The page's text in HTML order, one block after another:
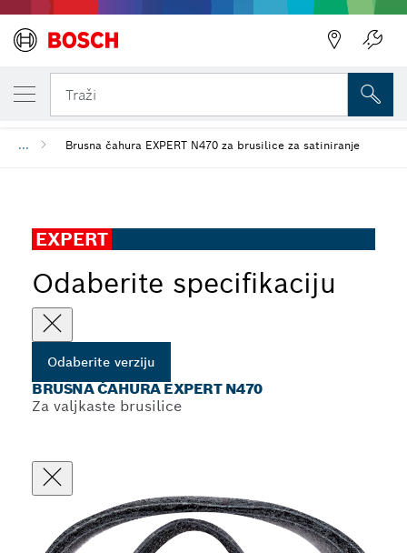
Traži
... Brusna čahura EXPERT N470 za brusilice za satiniranje
EXPERT
Odaberite specifikaciju
Odaberite verziju
BRUSNA ČAHURA EXPERT N470
Za valjkaste brusilice
VAŠA ODABRANA VERZIJA
Brusna čahura EXPERT N470